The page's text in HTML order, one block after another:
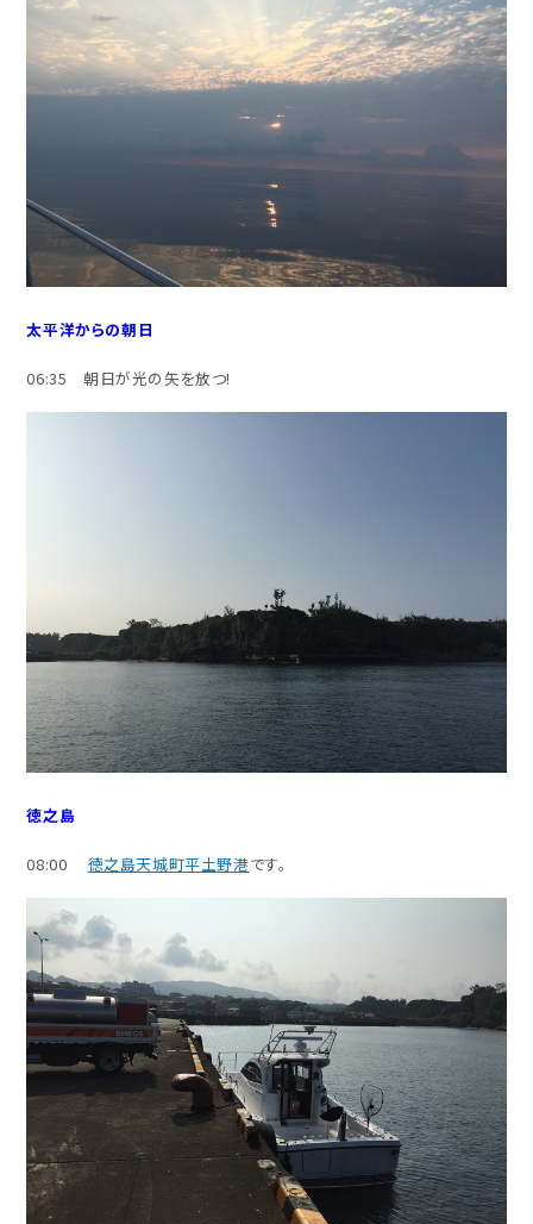
太平洋からの朝日
06:35 朝日が光の矢を放つ!
徳之島
08:00 徳之島天城町平土野港です。